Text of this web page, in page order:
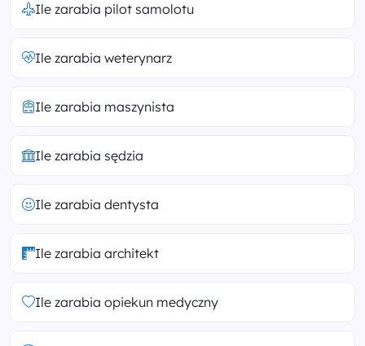
Ile zarabia pilot samolotu
Ile zarabia weterynarz
Ile zarabia maszynista
Ile zarabia sędzia
Ile zarabia dentysta
Ile zarabia architekt
Ile zarabia opiekun medyczny